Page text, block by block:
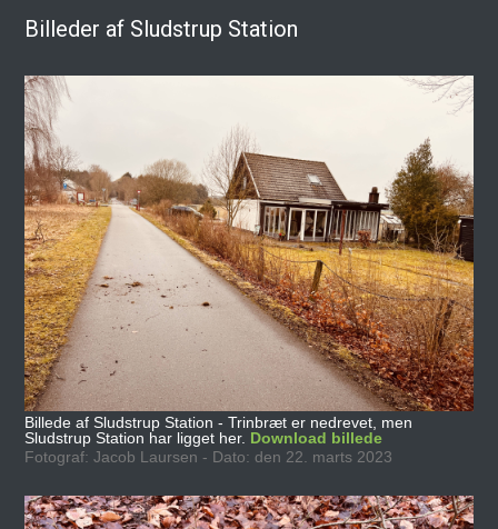
Billeder af Sludstrup Station
Billede af Sludstrup Station - Trinbræt er nedrevet, men
Sludstrup Station har ligget her. Download billede
Fotograf: Jacob Laursen - Dato: den 22. marts 2023